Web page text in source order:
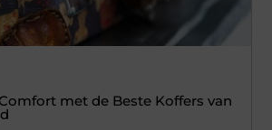
met de Beste Koffers van